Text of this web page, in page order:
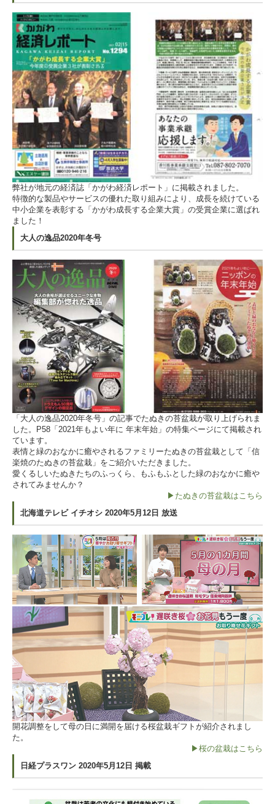
弊社が地元の経済誌「かがわ経済レポート」に掲載されました。
特徴的な製品やサービスの優れた取り組みにより、成長を続けている
中小企業を表彰する「かがわ成長する企業大賞」の受賞企業に選ばれ
ました！
大人の逸品2020年冬号
「大人の逸品2020年冬号」の記事でたぬきの苔盆栽が取り上げられま
した。P58「2021年もよい年に 年末年始」の特集ページにて掲載され
ています。
表情と緑のおなかに癒やされるファミリーたぬきの苔盆栽として「信
楽焼のたぬきの苔盆栽」をご紹介いただきました。
愛くるしいたぬきたちのふっくら、もふもふとした緑のおなかに癒や
されてみませんか？
▶たぬきの苔盆栽はこちら
北海道テレビ イチオシ 2020年5月12日 放送
開花調整をして母の日に満開を届ける桜盆栽ギフトが紹介されまし
た。
▶桜の盆栽はこちら
日経プラスワン 2020年5月12日 掲載